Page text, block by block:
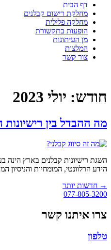
דף הבית
מחלקת רישום קבלנים
מחלקה פלילית
הופעות בתקשורת
מן העיתונות
המלצות
צור קשר
חודש: יולי 2023
מה ההבדל בין רישיונות
השגת רישיונות קבלנים בארץ הינה
הידע הרלוונטי, המומחיות
→ חדשות יותר
077-805-3200
צרו איתנו קשר
טלפון